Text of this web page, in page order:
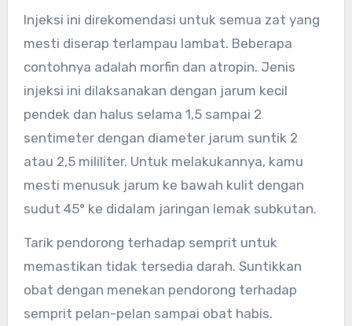
Injeksi ini direkomendasi untuk semua zat yang
mesti diserap terlampau lambat. Beberapa
contohnya adalah morfin dan atropin. Jenis
injeksi ini dilaksanakan dengan jarum kecil
pendek dan halus selama 1,5 sampai 2
sentimeter dengan diameter jarum suntik 2
atau 2,5 mililiter. Untuk melakukannya, kamu
mesti menusuk jarum ke bawah kulit dengan
sudut 45° ke didalam jaringan lemak subkutan.
Tarik pendorong terhadap semprit untuk
memastikan tidak tersedia darah. Suntikkan
obat dengan menekan pendorong terhadap
semprit pelan-pelan sampai obat habis.